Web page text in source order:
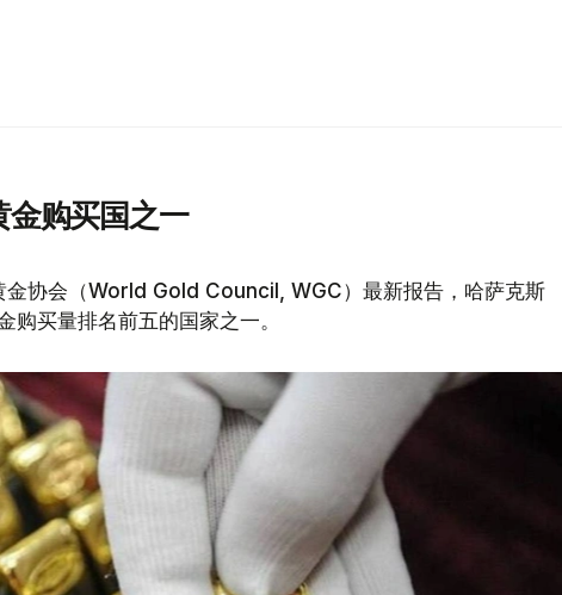
购买国之一
金协会（World Gold Council, WGC）最新报告，哈萨克斯
买量排名前五的国家之一。